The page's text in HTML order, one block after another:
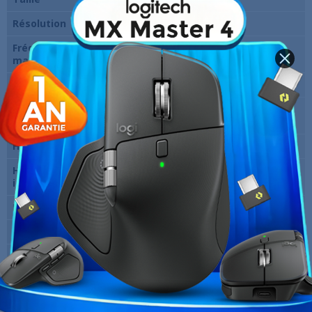
Résolution
2560 x 1440 pixels (2K)
Fréquence verticale
maxi
180 Hz
Temps de réponse
1 ms
Entrées vidéo
2 X HDMI Femelle/ 1 X DisplayPort
Femelle
Hauteur réglable
Haut-parleurs
intégrés
Pivot
Marque
Garantie
Références spécifiques